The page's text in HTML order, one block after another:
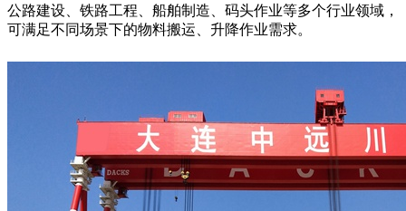
公路建设、铁路工程、船舶制造、码头作业等多个行业领域，
可满足不同场景下的物料搬运、升降作业需求。